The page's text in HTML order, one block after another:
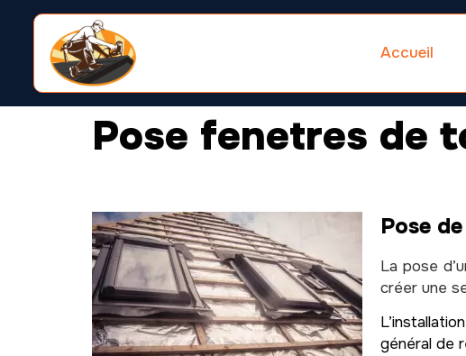
Accueil
Pose fenetres de
Pose
La pose
créer une
général de